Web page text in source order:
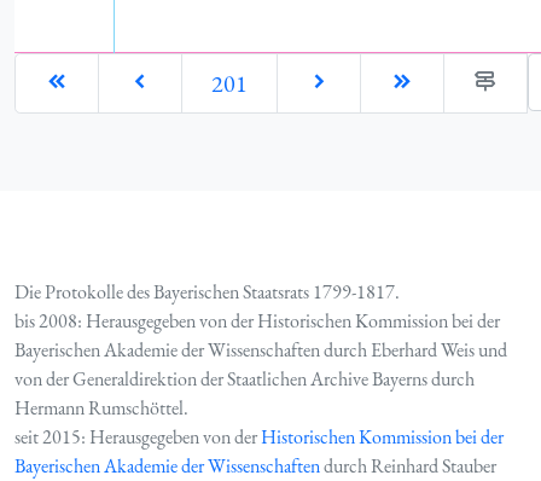
201
Die Protokolle des Bayerischen Staatsrats 1799-1817.
bis 2008: Herausgegeben von der Historischen Kommission bei der
Bayerischen Akademie der Wissenschaften durch Eberhard Weis und
von der Generaldirektion der Staatlichen Archive Bayerns durch
Hermann Rumschöttel.
seit 2015: Herausgegeben von derHistorischen Kommission bei der
Bayerischen Akademie der Wissenschaftendurch Reinhard Stauber